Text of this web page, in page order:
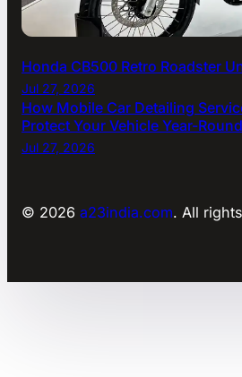
Honda CB500 Retro Roadster
Jul 27, 2026
How Mobile Car Detailing
Protect Your Vehicle Year-Round
Jul 27, 2026
© 2026 a23india.com. All